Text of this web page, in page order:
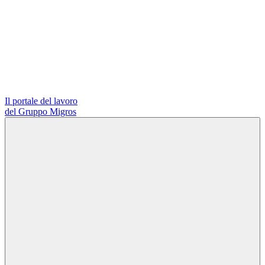
Il portale del lavoro
del Gruppo Migros